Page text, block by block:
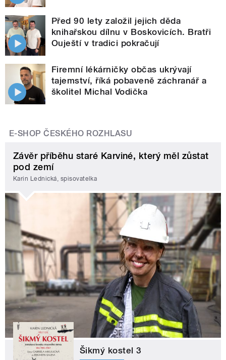
Před 90 lety založil jejich děda
knihařskou dílnu v Boskovicích. Bratři
Ouještí v tradici pokračují
Firemní lékárničky občas ukrývají
tajemství, říká pobaveně záchranář a
školitel Michal Vodička
E-SHOP ČESKÉHO ROZHLASU
Závěr příběhu staré Karviné, který měl zůstat
pod zemí
Karin Lednická, spisovatelka
Šikmý kostel 3